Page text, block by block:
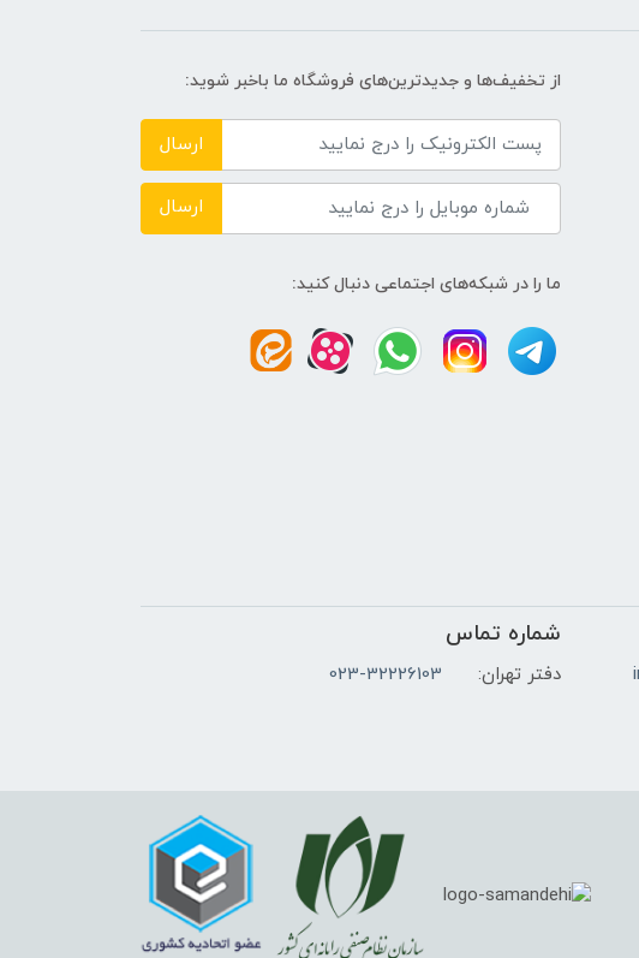
HD
از تخفیف‌ها و جدیدترین‌های فروشگاه ما باخبر شوید:
ارسال
ارسال
ما را در شبکه‌های اجتماعی دنبال کنید:
شماره تماس
دفتر تهران: 023-32226103